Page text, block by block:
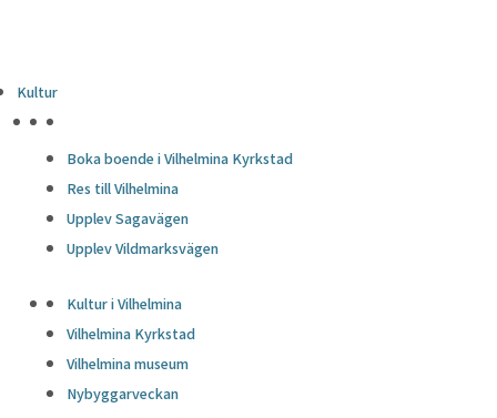
Kultur
Boka boende i Vilhelmina Kyrkstad
Res till Vilhelmina
Upplev Sagavägen
Upplev Vildmarksvägen
Kultur i Vilhelmina
Vilhelmina Kyrkstad
Vilhelmina museum
Nybyggarveckan